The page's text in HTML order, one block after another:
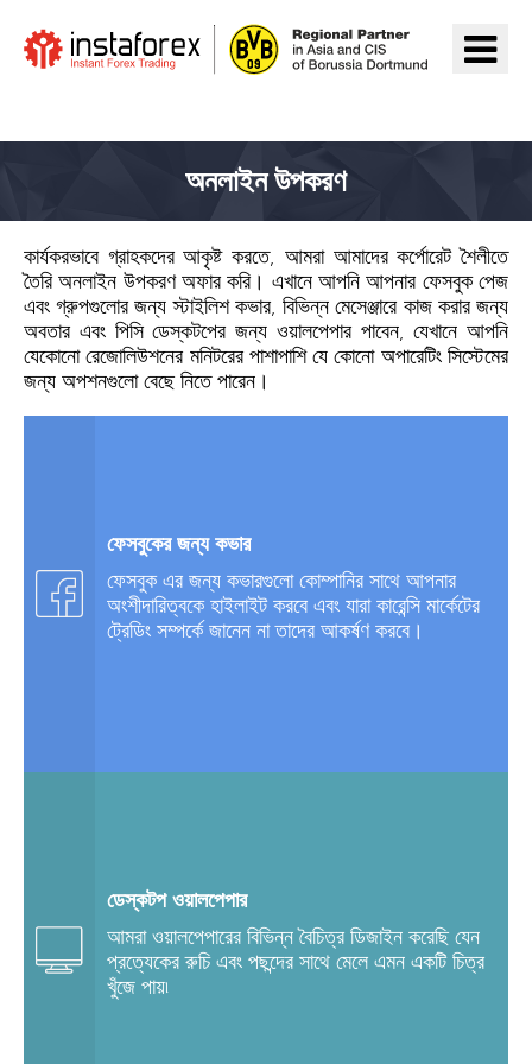
অনলাইন উপকরণ
কার্যকরভাবে গ্রাহকদের আকৃষ্ট করতে, আমরা আমাদের কর্পোরেট শৈলীতে
তৈরি অনলাইন উপকরণ অফার করি। এখানে আপনি আপনার ফেসবুক পেজ
এবং গ্রুপগুলোর জন্য স্টাইলিশ কভার, বিভিন্ন মেসেঞ্জারে কাজ করার জন্য
অবতার এবং পিসি ডেস্কটপের জন্য ওয়ালপেপার পাবেন, যেখানে আপনি
যেকোনো রেজোলিউশনের মনিটরের পাশাপাশি যে কোনো অপারেটিং সিস্টেমের
জন্য অপশনগুলো বেছে নিতে পারেন।
ফেসবুকের জন্য কভার
ফেসবুক এর জন্য কভারগুলো কোম্পানির সাথে আপনার
অংশীদারিত্বকে হাইলাইট করবে এবং যারা কারেন্সি মার্কেটের
ট্রেডিং সম্পর্কে জানেন না তাদের আকর্ষণ করবে।
ডেস্কটপ ওয়ালপেপার
আমরা ওয়ালপেপারের বিভিন্ন বৈচিত্র ডিজাইন করেছি যেন
প্রত্যেকের রুচি এবং পছন্দের সাথে মেলে এমন একটি চিত্র
খুঁজে পায়৷